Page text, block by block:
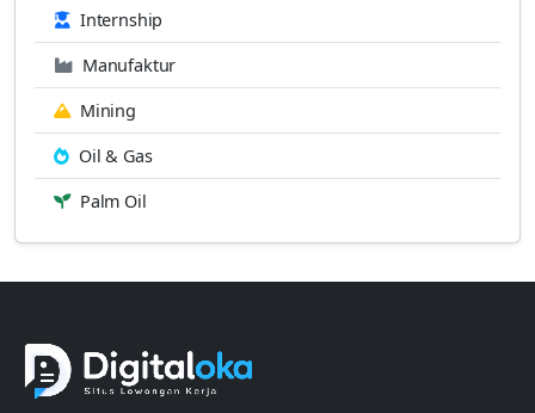
Internship
Manufaktur
Mining
Oil & Gas
Palm Oil